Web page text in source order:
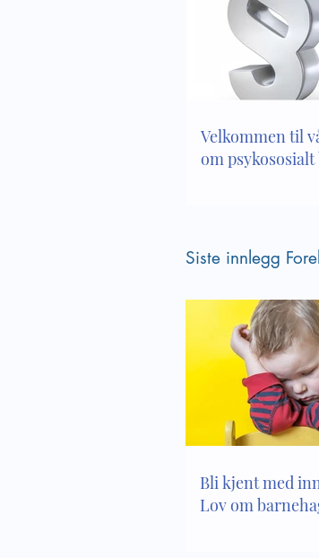
Velkommen til vårens siste
Velkommen til
om
Siste innlegg
Bli kjent med
Lov om